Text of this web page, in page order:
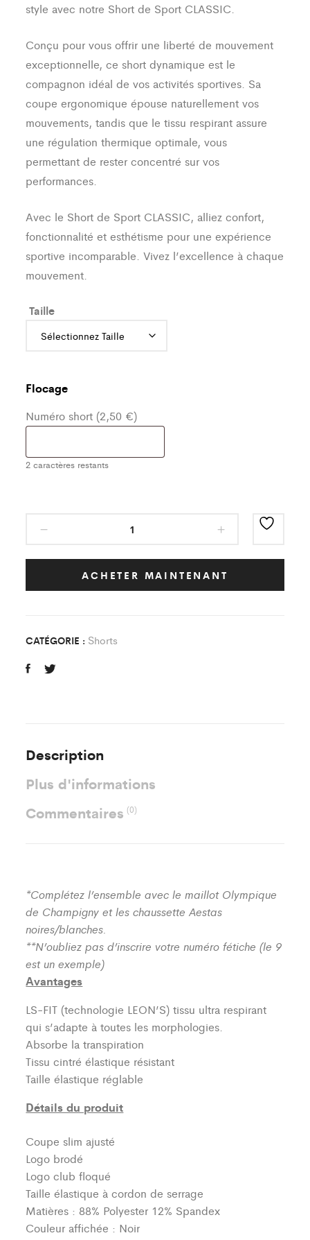
style avec notre Short de Sport CLASSIC.
Conçu pour vous offrir une liberté de mouvement
exceptionnelle, ce short dynamique est le
compagnon idéal de vos activités sportives. Sa
coupe ergonomique épouse naturellement vos
mouvements, tandis que le tissu respirant assure
une régulation thermique optimale, vous
permettant de rester concentré sur vos
performances.
Avec le Short de Sport CLASSIC, alliez confort,
fonctionnalité et esthétisme pour une expérience
sportive incomparable. Vivez l’excellence à chaque
mouvement.
Taille
Flocage
Numéro short (2,50 €)
2 caractères restants
Olympique
Champigny
ACHETER MAINTENANT
CATÉGORIE : Shorts
Description
Plus d'informations
Commentaires(0)
*Complétez l’ensemble avec le maillot Olympique
de Champigny et les chaussette Aestas
noires/blanches.
**N’oubliez pas d’inscrire votre numéro fétiche (le 9
est un exemple)
Avantages
LS-FIT (technologie LEON’S)tissu ultra respirant
qui s’adapte à toutes les morphologies.
Absorbe la transpiration
Tissu cintré élastique résistant
Taille élastique réglable
Détails du produit
Coupe slim ajusté
Logo brodé
Logo club floqué
Taille élastique à cordon de serrage
Matières : 88% Polyester 12% Spandex
Couleur affichée : Noir